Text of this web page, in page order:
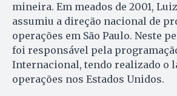
mineira. Em meados de 2001,
assumiu a direção nacional de
operações em São Paulo. Neste
foi responsável pela
Internacional, tendo realizado o
operações nos Estados Unidos.